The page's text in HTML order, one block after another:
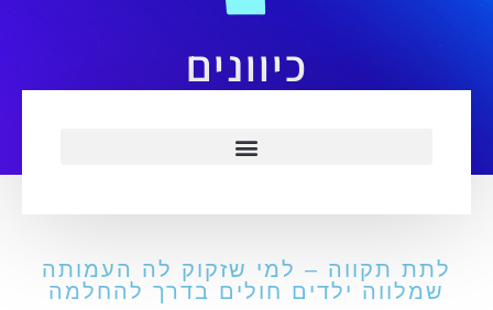
כיוונים
לתת תקווה – למי שזקוק לה העמותה
שמלווה ילדים חולים בדרך להחלמה